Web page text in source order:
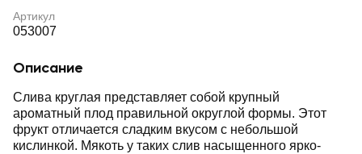
Артикул
053007
Описание
Слива круглая представляет собой крупный
ароматный плод правильной округлой формы. Этот
фрукт отличается сладким вкусом с небольшой
кислинкой. Мякоть у таких слив насыщенного ярко-